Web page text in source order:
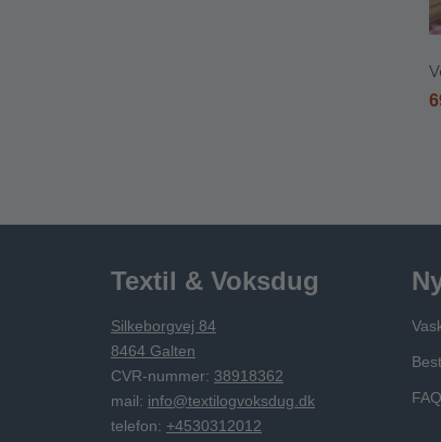
Textil & Voksdug
Silkeborgvej 84
8464 Galten
CVR-nummer: 38918362
mail: info@textilogvoksdug.dk
telefon: +4530312012
FAQ